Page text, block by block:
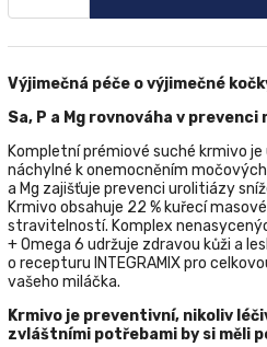
Výjimečná péče o výjimečné
Sa, P a Mg rovnováha v
Kompletní prémiové suché krmivo
náchylné k onemocněním
a Mg zajišťuje prevenci urolitiázy
Krmivo obsahuje 22 % kuřecí
stravitelností. Komplex
+ Omega 6 udržuje zdravou kůži a
o recepturu ІNTEGRAMIX pro
vašeho miláčka.
Krmivo je preventivní, nikoliv
zvláštními potřebami by si měli